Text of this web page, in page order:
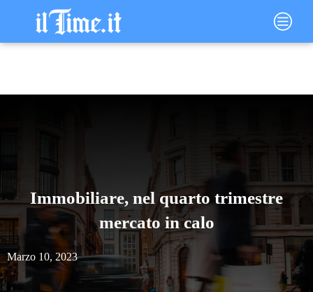
contenuto
Main
Menu
Immobiliare, nel quarto trimestre
mercato in calo
Marzo 10, 2023